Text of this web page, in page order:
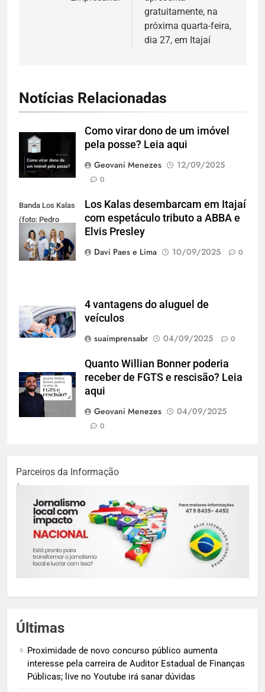
gratuitamente, na
próxima quarta-feira,
dia 27, em Itajaí
Notícias Relacionadas
Como virar dono de um imóvel
pela posse? Leia aqui
Geovani Menezes
12/09/2025
0
Banda Los Kalas
(foto: Pedro
Oliveira)
Los Kalas desembarcam em Itajaí
com espetáculo tributo a ABBA e
Elvis Presley
Davi Paes e Lima
10/09/2025 0
4 vantagens do aluguel de
veículos
suaimprensabr
04/09/2025 0
Quanto Willian Bonner poderia
receber de FGTS e rescisão? Leia
aqui
Geovani Menezes
04/09/2025
0
Parceiros da Informação
Últimas
Proximidade de novo concurso público aumenta
interesse pela carreira de Auditor Estadual de Finanças
Públicas; live no Youtube irá sanar dúvidas